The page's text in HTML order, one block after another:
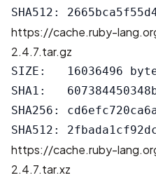
https://cache.ruby-
2.4.7.tar.gz
SIZE:   16036496
SHA1:
SHA256:
https://cache.ruby-
2.4.7.tar.xz